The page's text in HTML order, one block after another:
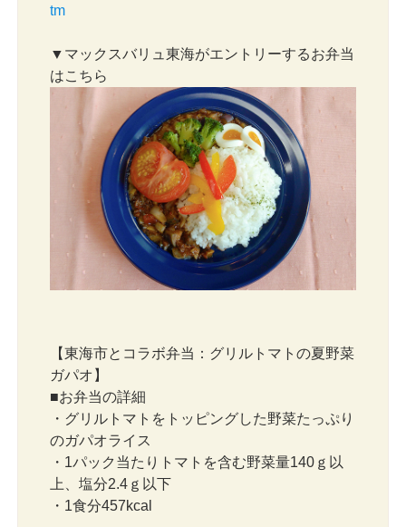
tm
▼マックスバリュ東海がエントリーするお弁当
はこちら
【東海市とコラボ弁当：グリルトマトの夏野菜
ガパオ】
■お弁当の詳細
・グリルトマトをトッピングした野菜たっぷり
のガパオライス
・1パック当たりトマトを含む野菜量140ｇ以
上、塩分2.4ｇ以下
・1食分457kcal